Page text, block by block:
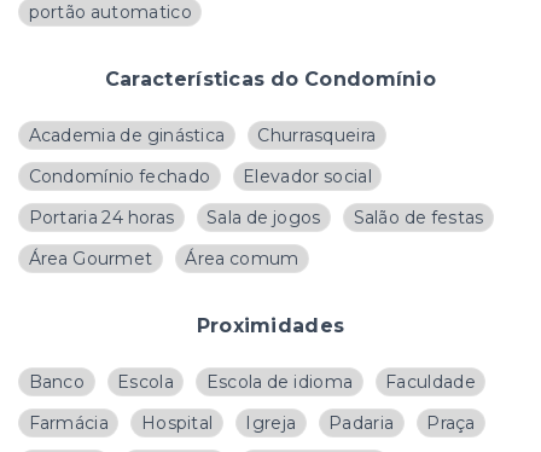
portão automatico
Características do Condomínio
Academia de ginástica
Churrasqueira
Condomínio fechado
Elevador social
Portaria 24 horas
Sala de jogos
Salão de festas
Área Gourmet
Área comum
Proximidades
Banco Escola Escola de idioma
Faculdade
Farmácia
Hospital Igreja Padaria
Praça